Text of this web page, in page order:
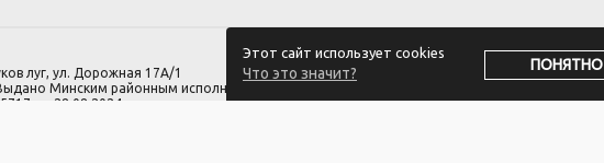
Этот сайт использует cookies
Что это значит?
ПОНЯТНО
луг, ул. Дорожная 17А/1
Минским районным исполнительным комитетом.
от 28.08.2024.